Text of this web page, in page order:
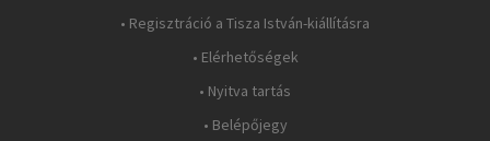
• Regisztráció a Tisza István-kiállításra
• Elérhetőségek
• Nyitva tartás
• Belépőjegy